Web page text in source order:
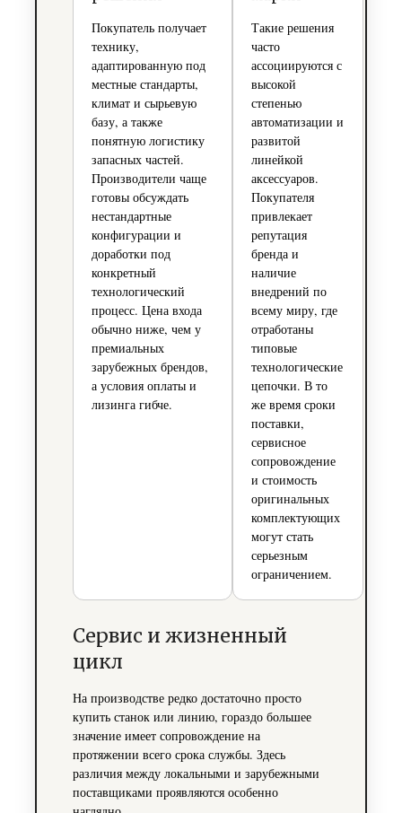
Покупатель получает
технику,
адаптированную под
местные стандарты,
климат и сырьевую
базу, а также
понятную логистику
запасных частей.
Производители чаще
готовы обсуждать
нестандартные
конфигурации и
доработки под
конкретный
технологический
процесс. Цена входа
обычно ниже, чем у
премиальных
зарубежных брендов,
а условия оплаты и
лизинга гибче.
Такие решения
часто
ассоциируются с
высокой
степенью
автоматизации и
развитой
линейкой
аксессуаров.
Покупателя
привлекает
репутация
бренда и
наличие
внедрений по
всему миру, где
отработаны
типовые
технологические
цепочки. В то
же время сроки
поставки,
сервисное
сопровождение
и стоимость
оригинальных
комплектующих
могут стать
серьезным
ограничением.
Сервис и жизненный
цикл
На производстве редко достаточно просто
купить станок или линию, гораздо большее
значение имеет сопровождение на
протяжении всего срока службы. Здесь
различия между локальными и зарубежными
поставщиками проявляются особенно